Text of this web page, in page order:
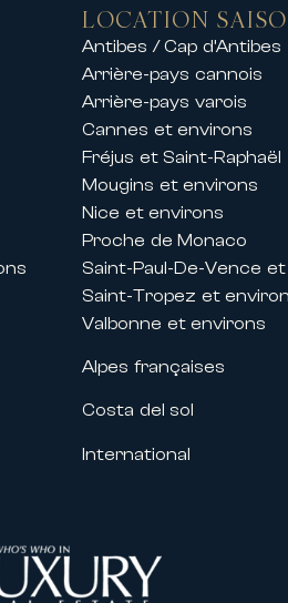
historique sur la
internationaux
locations
Festival
à proximité du
entreprises de
sur mesure pour
avec Carlton
dans
séjour sur mesure
dans votre propriété
LOCATION
Antibes / Cap d’Antibes
Arrière-pays cannois
Arrière-pays varois
Cannes et environs
Fréjus et Saint-Raphaël
Mougins et environs
Nice et environs
Proche de Monaco
Saint-Paul-De-Vence
Saint-Tropez et
Valbonne et environs
Alpes françaises
Costa del sol
International